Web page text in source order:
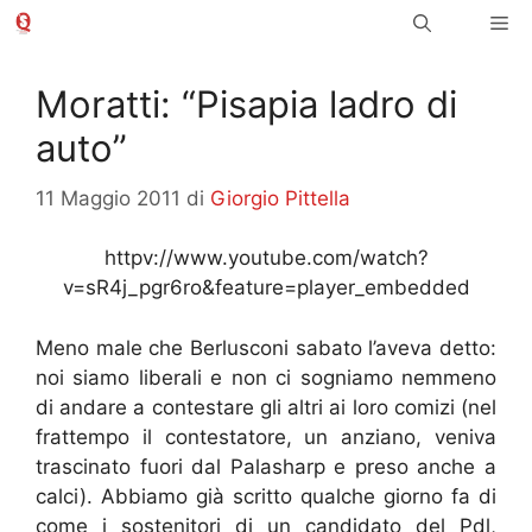
Vai
Moratti: “Pisapia ladro di
auto”
11 Maggio 2011 di Giorgio Pittella
httpv://www.youtube.com/watch?
v=sR4j_pgr6ro&feature=player_embedded
Meno male che Berlusconi sabato l’aveva detto:
noi siamo liberali e non ci sogniamo nemmeno
di andare a contestare gli altri ai loro comizi (nel
frattempo il contestatore, un anziano, veniva
trascinato fuori dal Palasharp e preso anche a
calci). Abbiamo già scritto qualche giorno fa di
come i sostenitori di un candidato del Pdl,